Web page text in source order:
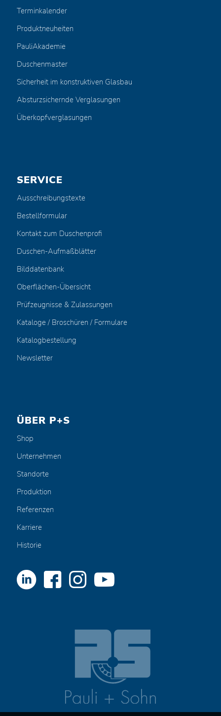
Terminkalender
Produktneuheiten
PauliAkademie
Duschenmaster
Sicherheit im konstruktiven Glasbau
Absturzsichernde Verglasungen
Überkopfverglasungen
SERVICE
Ausschreibungstexte
Bestellformular
Kontakt zum Duschenprofi
Duschen-Aufmaßblätter
Bilddatenbank
Oberflächen-Übersicht
Prüfzeugnisse & Zulassungen
Kataloge / Broschüren / Formulare
Katalogbestellung
Newsletter
ÜBER P+S
Shop
Unternehmen
Standorte
Produktion
Referenzen
Karriere
Historie